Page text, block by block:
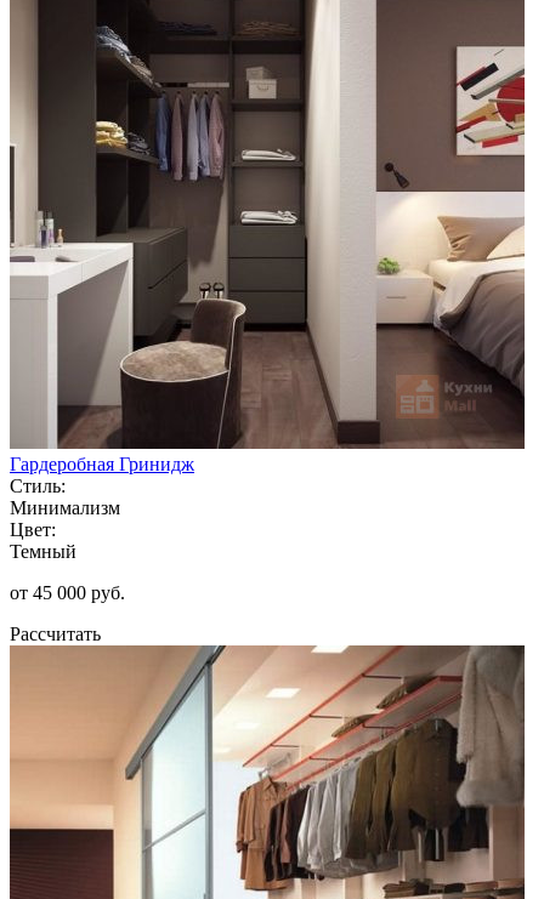
Гардеробная Гринидж
Стиль:
Минимализм
Цвет:
Темный
от 45 000 руб.
Рассчитать